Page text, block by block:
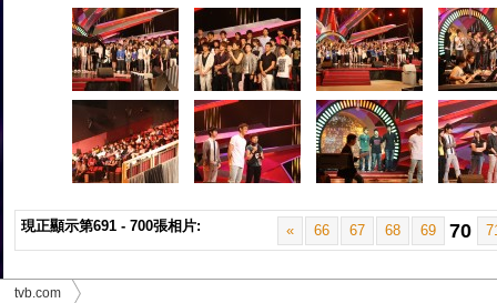
現正顯示第691 - 700張相片: « 66 67 68 69 70
tvb.com